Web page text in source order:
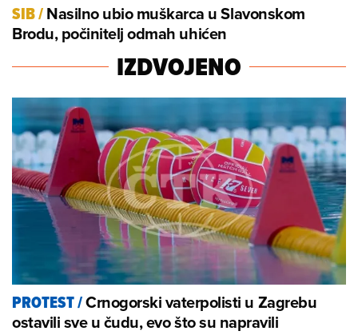
SIB/Nasilno ubio muškarca u Slavonskom
Brodu, počinitelj odmah uhićen
IZDVOJENO
PROTEST/Crnogorski vaterpolisti u Zagrebu
ostavili sve u čudu, evo što su napravili